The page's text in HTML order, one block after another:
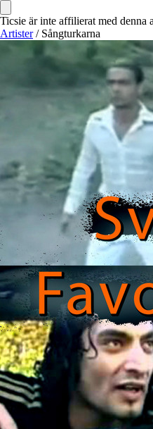
Ticsie är inte affilierat med denna
Artister / Sångturkarna